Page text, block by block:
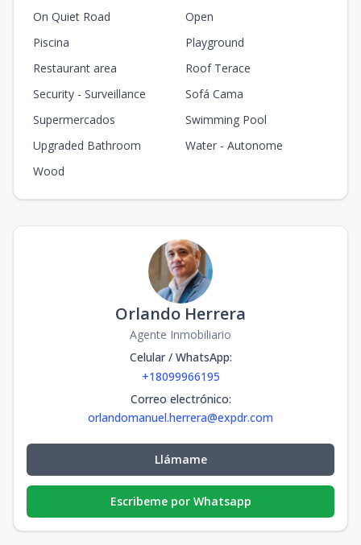
On Quiet Road
Open
Piscina
Playground
Restaurant area
Roof Terace
Security - Surveillance
Sofá Cama
Supermercados
Swimming Pool
Upgraded Bathroom
Water - Autonome
Wood
Orlando Herrera
Agente Inmobiliario
Celular / WhatsApp:
+18099966195
Correo electrónico:
orlandomanuel.herrera@expdr.com
Llámame
Escribeme por Whatsapp